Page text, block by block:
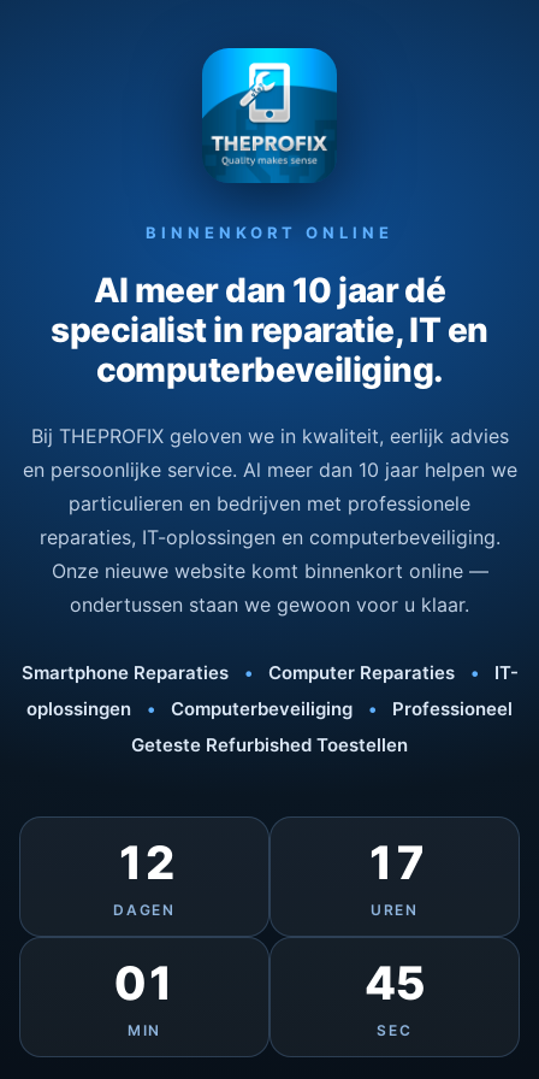
BINNENKORT ONLINE
Al meer dan 10 jaar dé
specialist in reparatie, IT en
computerbeveiliging.
Bij THEPROFIX geloven we in kwaliteit, eerlijk advies
en persoonlijke service. Al meer dan 10 jaar helpen we
particulieren en bedrijven met professionele
reparaties, IT-oplossingen en computerbeveiliging.
Onze nieuwe website komt binnenkort online —
ondertussen staan we gewoon voor u klaar.
Smartphone Reparaties • Computer Reparaties •
IT-
oplossingen
• Computerbeveiliging •
Professioneel
Geteste Refurbished Toestellen
12
DAGEN
17
UREN
01
MIN
45
SEC